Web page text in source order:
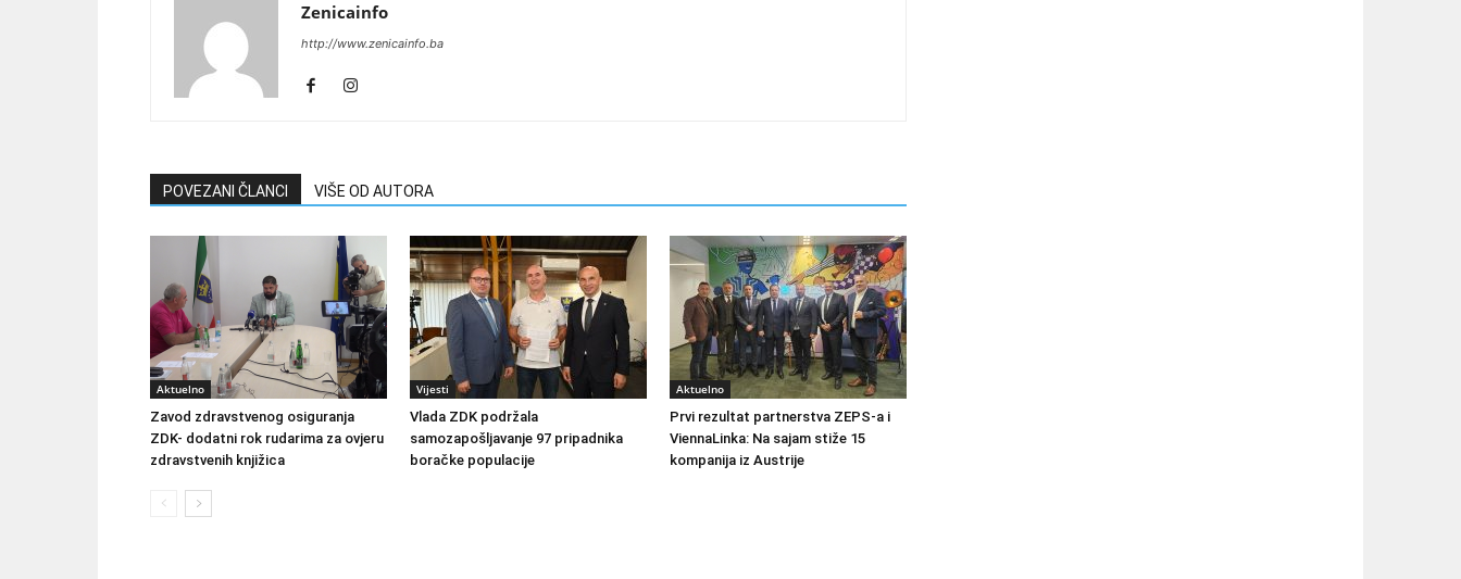
Zenicainfo
http://www.zenicainfo.ba
POVEZANI ČLANCI VIŠE OD AUTORA
Aktuelno
Zavod zdravstvenog osiguranja
ZDK- dodatni rok rudarima za ovjeru
zdravstvenih knjižica
Vijesti
Vlada ZDK podržala
samozapošljavanje 97 pripadnika
boračke populacije
Aktuelno
Prvi rezultat partnerstva ZEPS-a i
ViennaLinka: Na sajam stiže 15
kompanija iz Austrije